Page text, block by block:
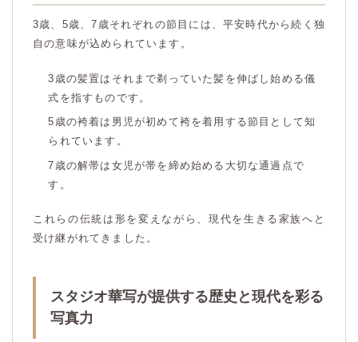
3歳、5歳、7歳それぞれの節目には、平安時代から続く独
自の意味が込められています。
3歳の髪置はそれまで剃っていた髪を伸ばし始める儀
式を指すものです。
5歳の袴着は男児が初めて袴を着用する節目として知
られています。
7歳の解帯は女児が帯を締め始める大切な通過点で
す。
これらの伝統は形を変えながら、現代を生きる家族へと
受け継がれてきました。
スタジオ華写が提供する歴史と現代を彩る
写真力